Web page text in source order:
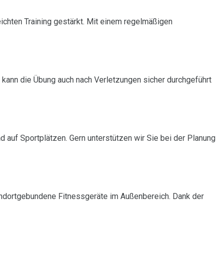
Training gestärkt. Mit einem regelmäßigen
die Übung auch nach Verletzungen sicher durchgeführt
auf Sportplätzen. Gern unterstützen wir Sie bei der Planung
Fitnessgeräte im Außenbereich. Dank der